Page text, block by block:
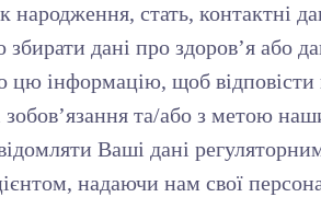
стать, контактні
дані про здоров’я або
інформацію, щоб відповісти
та/або з метою
Ваші дані
надаючи нам свої